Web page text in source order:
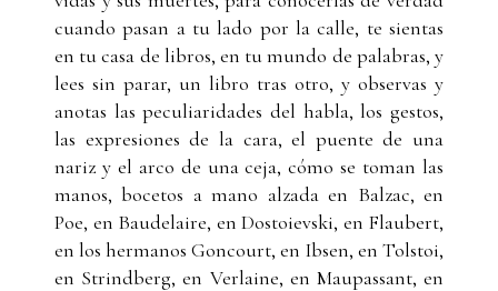
cuando pasan a tu lado por la calle, te sientas
en tu casa de libros, en tu mundo de palabras, y
lees sin parar, un libro tras otro, y observas y
anotas las peculiaridades del habla, los gestos,
las expresiones de la cara, el puente de una
nariz y el arco de una ceja, cómo se toman las
manos, bocetos a mano alzada en Balzac, en
Poe, en Baudelaire, en Dostoievski, en Flaubert,
en los hermanos Goncourt, en Ibsen, en Tolstoi,
en Strindberg, en Verlaine, en Maupassant, en